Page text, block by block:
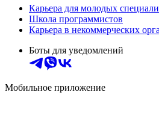
Карьера для молодых
Школа программистов
Карьера в некоммерческих
Боты для уведомлений
Мобильное приложение